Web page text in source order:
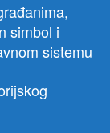
simbol i
sistemu